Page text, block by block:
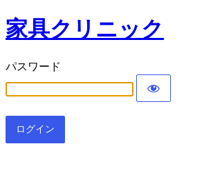
家具クリニック
パスワード